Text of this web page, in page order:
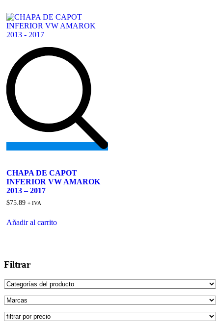
to
wishlist
CHAPA DE CAPOT
INFERIOR VW AMAROK
2013 – 2017
$75.89 + IVA
Añadir al carrito
Filtrar